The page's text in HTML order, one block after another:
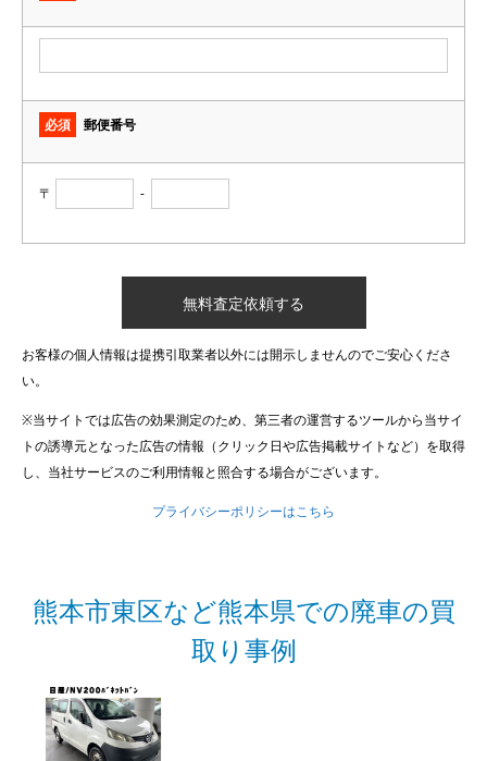
必須 郵便番号
〒 -
お客様の個人情報は提携引取業者以外には開示しませんのでご安心くださ
い。
※当サイトでは広告の効果測定のため、第三者の運営するツールから当サイ
トの誘導元となった広告の情報（クリック日や広告掲載サイトなど）を取得
し、当社サービスのご利用情報と照合する場合がございます。
プライバシーポリシーはこちら
熊本市東区など熊本県での廃車の買
取り事例